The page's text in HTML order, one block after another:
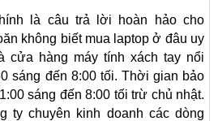
là câu trả lời hoàn hảo cho
không biết mua laptop ở đâu uy
cửa hàng máy tính xách tay nổi
sáng đến 8:00 tối. Thời gian bảo
sáng đến 8:00 tối trừ chủ nhật.
ty chuyên kinh doanh các dòng